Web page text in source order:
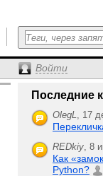
Войти
Последние
OlegL, 17
REDkiy, 8
Как
Python?